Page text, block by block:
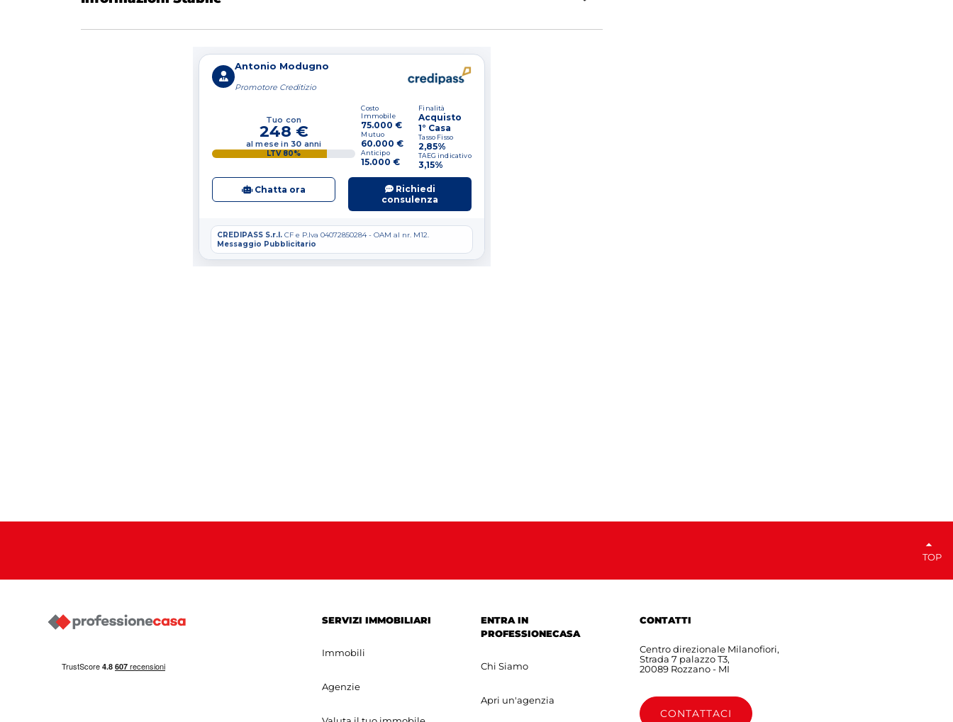
TOP
CONTATTI
Centro direzionale Milanofiori,
Strada 7 palazzo T3,
20089 Rozzano - MI
CONTATTACI
SERVIZI IMMOBILIARI
Immobili
Agenzie
ENTRA IN
PROFESSIONECASA
Chi Siamo
Apri un'agenzia